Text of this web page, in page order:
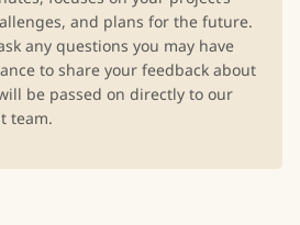
and plans for the future.
any questions you may have
to share your feedback about
be passed on directly to our
team.